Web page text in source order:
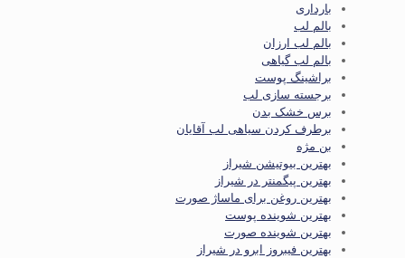
بارداری
بالم لب
بالم لب ارزان
بالم لب گیاهی
براشینگ پوست
برجسته سازی لب
برس خشک بدن
برطرف کردن سیاهی لب آقایان
بن مژه
بهترین بیوتیشن شیراز
بهترین پیگمنتر در شیراز
بهترین روغن برای ماساژ صورت
بهترین شوینده پوست
بهترین شوینده صورت
بهترین فیبروز ابرو در شیراز